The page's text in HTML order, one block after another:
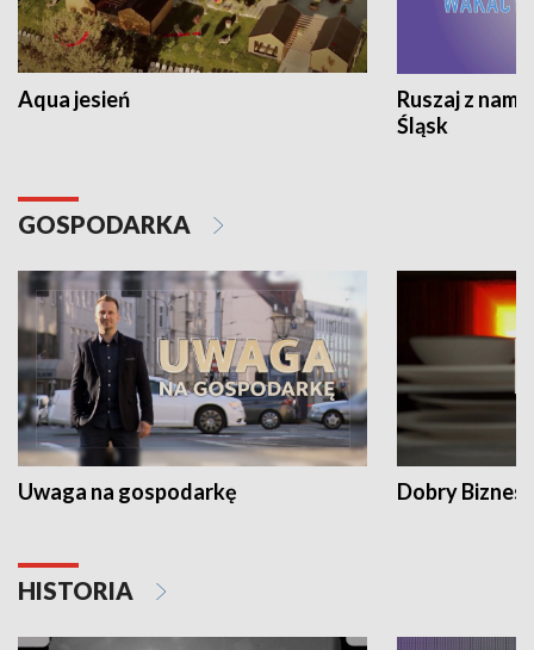
Aqua jesień
Ruszaj z
Śląsk
GOSPODARKA
Uwaga na gospodarkę Dobry Biznes
HISTORIA